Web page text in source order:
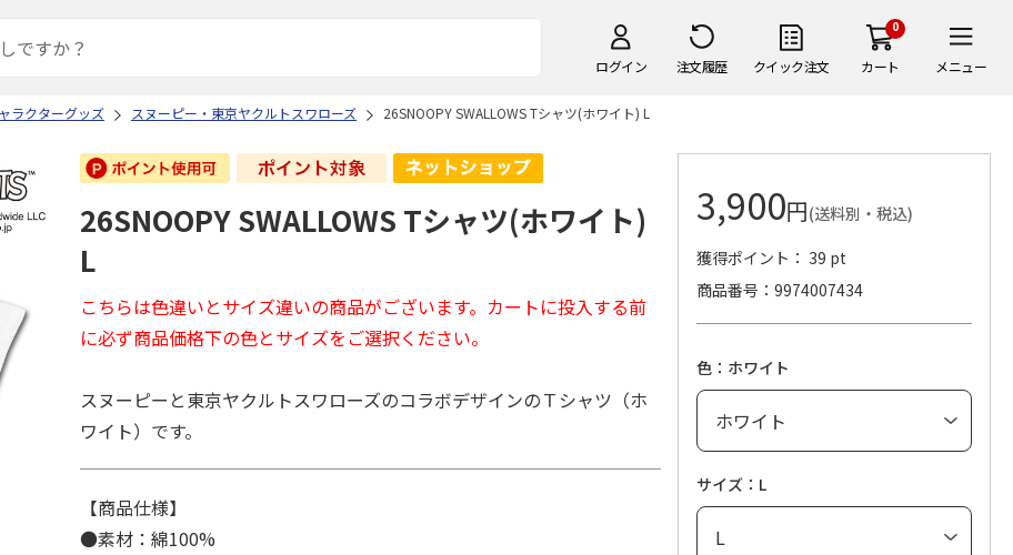
ログイン 注文履歴 クイック注文
0
カート メニュー
ラクターグッズ スヌーピー・東京ヤクルトスワローズ 26SNOOPY SWALLOWS Tシャツ(ホワイト) L
26SNOOPY SWALLOWS Tシャツ(ホワイト)
L
こちらは色違いとサイズ違いの商品がございます。カートに投入する前
に必ず商品価格下の色とサイズをご選択ください。
スヌーピーと東京ヤクルトスワローズのコラボデザインのＴシャツ（ホ
ワイト）です。
【商品仕様】
●素材：綿100%
3,900円(送料別・税込)
獲得ポイント： 39 pt
商品番号
9974007434
色：ホワイト
サイズ：L